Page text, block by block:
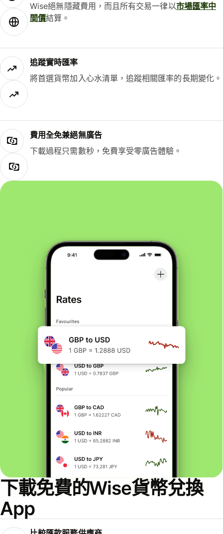
Wise絕無隱藏費用，而且所有交易一律以市場匯率中
間價結算。
追蹤實時匯率
將首選貨幣加入心水清單，追蹤相關匯率的長期變化。
費用全免兼絕無廣告
下載過程只需數秒，免費享受零廣告體驗。
下載免費的Wise貨幣兌換
App